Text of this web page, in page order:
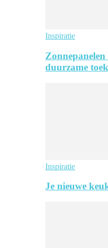
Inspiratie
duurzame
Inspiratie
Je nieuwe